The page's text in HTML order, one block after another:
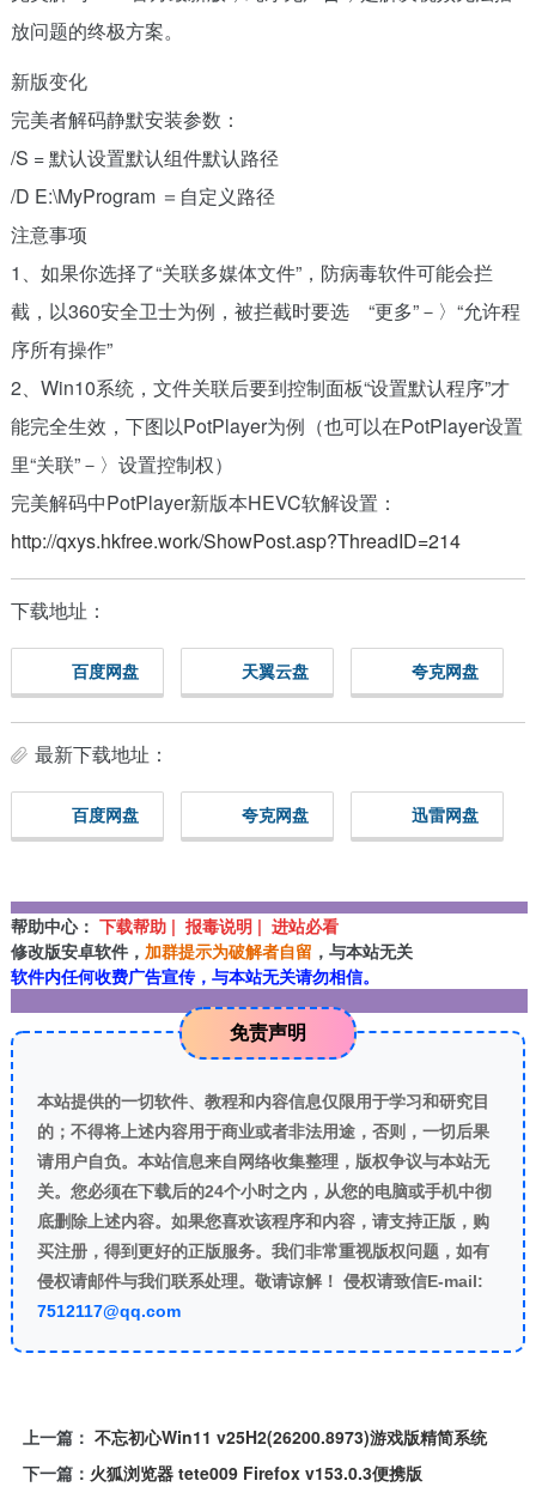
放问题的终极方案。
新版变化
完美者解码静默安装参数：
/S = 默认设置默认组件默认路径
/D E:\MyProgram ＝自定义路径
注意事项
1、如果你选择了“关联多媒体文件”，防病毒软件可能会拦
截，以360安全卫士为例，被拦截时要选 “更多”－〉“允许程
序所有操作”
2、Win10系统，文件关联后要到控制面板“设置默认程序”才
能完全生效，下图以PotPlayer为例（也可以在PotPlayer设置
里“关联”－〉设置控制权）
完美解码中PotPlayer新版本HEVC软解设置：
http://qxys.hkfree.work/ShowPost.asp?ThreadID=214
下载地址：
百度网盘 天翼云盘 夸克网盘
最新下载地址：
百度网盘 夸克网盘 迅雷网盘
帮助中心： 下载帮助 | 报毒说明 | 进站必看
修改版安卓软件， 加群提示为破解者自留 ，与本站无关
软件内任何收费广告宣传，与本站无关请勿相信。
免责声明
本站提供的一切软件、教程和内容信息仅限用于学习和研究目
的；不得将上述内容用于商业或者非法用途，否则，一切后果
请用户自负。本站信息来自网络收集整理，版权争议与本站无
关。您必须在下载后的24个小时之内，从您的电脑或手机中彻
底删除上述内容。如果您喜欢该程序和内容，请支持正版，购
买注册，得到更好的正版服务。我们非常重视版权问题，如有
侵权请邮件与我们联系处理。敬请谅解！ 侵权请致信E-mail:
7512117@qq.com
上一篇： 不忘初心Win11 v25H2(26200.8973)游戏版精简系统
下一篇： 火狐浏览器 tete009 Firefox v153.0.3便携版